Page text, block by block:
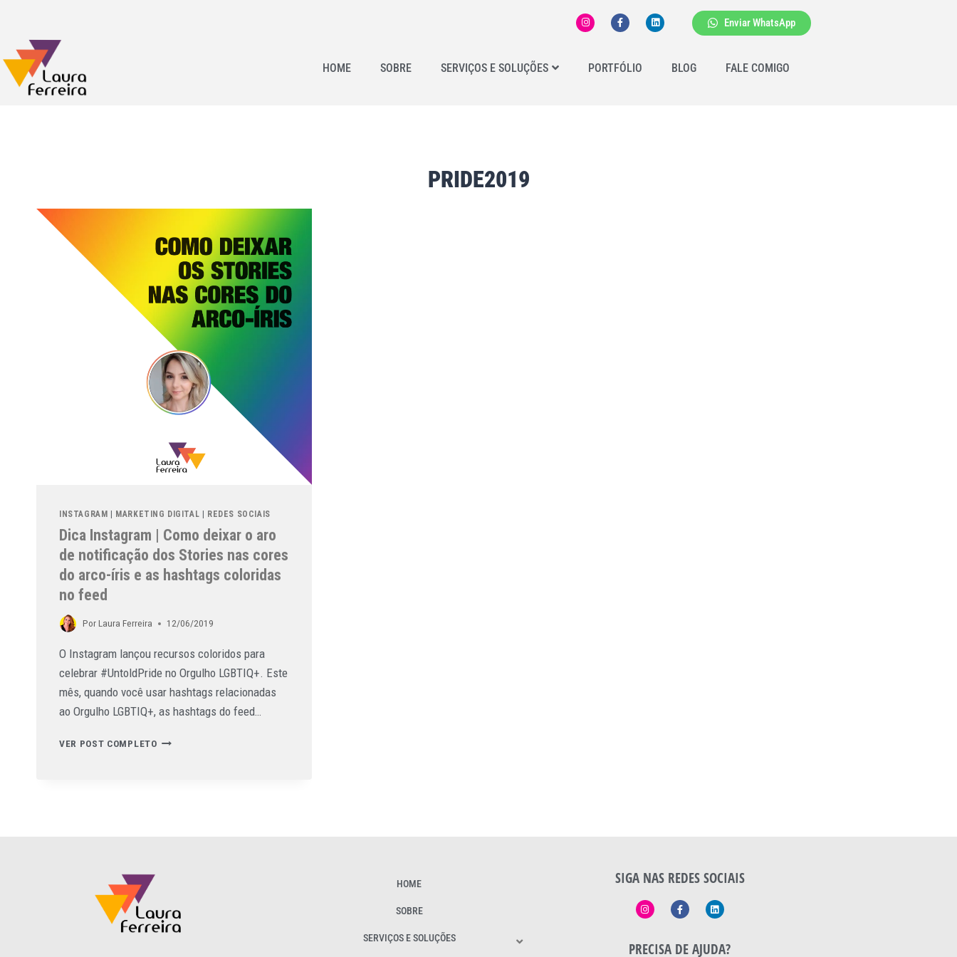
Enviar WhatsApp
HOME SOBRE SERVIÇOS E SOLUÇÕES PORTFÓLIO BLOG FALE COMIGO
PRIDE2019
INSTAGRAM | MARKETING DIGITAL | REDES SOCIAIS
Dica Instagram | Como deixar o aro
de notificação dos Stories nas cores
do arco-íris e as hashtags coloridas
no feed
PorLaura Ferreira 12/06/2019
O Instagram lançou recursos coloridos para
celebrar #UntoldPride no Orgulho LGBTIQ+. Este
mês, quando você usar hashtags relacionadas
ao Orgulho LGBTIQ+, as hashtags do feed…
VER POST COMPLETO
HOME
SOBRE
SERVIÇOS E SOLUÇÕES
SIGA NAS REDES SOCIAIS
PRECISA DE AJUDA?